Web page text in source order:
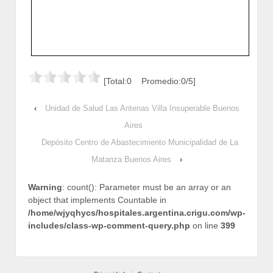
[Total:0 Promedio:0/5]
‹
Unidad de Salud Las Antenas Villa Insuperable Buenos
Aires
Depósito Centro de Abastecimiento Municipalidad de La
Matanza Buenos Aires
›
Warning: count(): Parameter must be an array or an
object that implements Countable in
/home/wjyqhycs/hospitales.argentina.crigu.com/wp-
includes/class-wp-comment-query.php on line 399